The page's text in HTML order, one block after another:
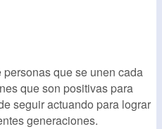
que se unen cada
que son positivas para
seguir actuando para lograr
generaciones.